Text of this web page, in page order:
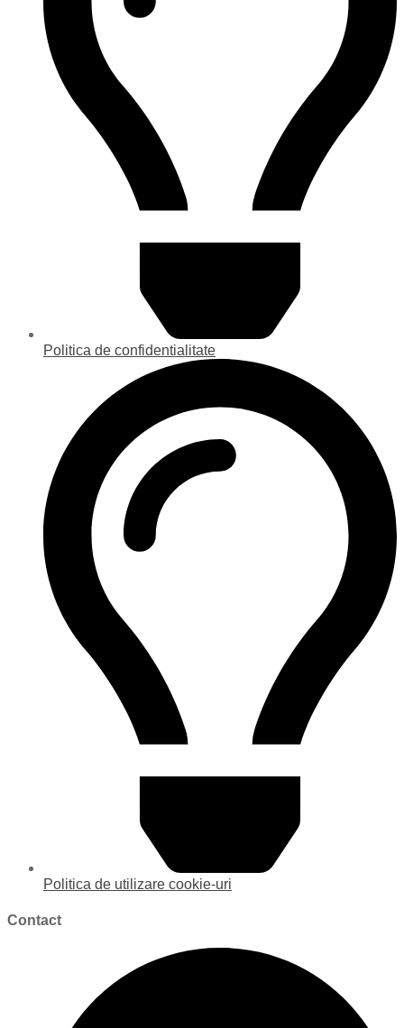
Politica de confidentialitate
Politica de utilizare cookie-uri
Contact